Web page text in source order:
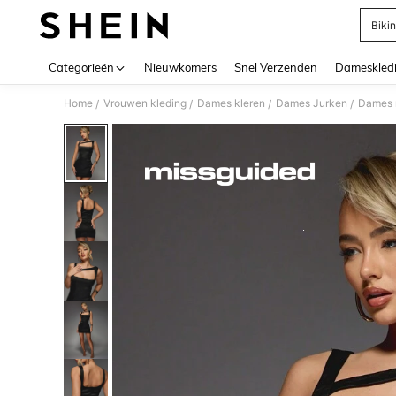
Categorieën Nieuwkomers Snel Verzenden
Home / Vrouwen kleding / Dames kleren / Dames Jurken /